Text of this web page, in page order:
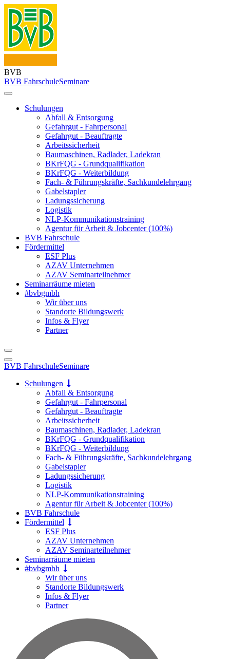
BVB
BVB FahrschuleSeminare
Schulungen
Abfall & Entsorgung
Gefahrgut - Fahrpersonal
Gefahrgut - Beauftragte
Arbeitssicherheit
Baumaschinen, Radlader, Ladekran
BKrFQG - Grundqualifikation
BKrFQG - Weiterbildung
Fach- & Führungskräfte, Sachkundelehrgang
Gabelstapler
Ladungssicherung
Logistik
NLP-Kommunikationstraining
Agentur für Arbeit & Jobcenter (100%)
BVB Fahrschule
Fördermittel
ESF Plus
AZAV Unternehmen
AZAV Seminarteilnehmer
Seminarräume mieten
#bvbgmbh
Wir über uns
Standorte Bildungswerk
Infos & Flyer
Partner
BVB FahrschuleSeminare
Schulungen
Abfall & Entsorgung
Gefahrgut - Fahrpersonal
Gefahrgut - Beauftragte
Arbeitssicherheit
Baumaschinen, Radlader, Ladekran
BKrFQG - Grundqualifikation
BKrFQG - Weiterbildung
Fach- & Führungskräfte, Sachkundelehrgang
Gabelstapler
Ladungssicherung
Logistik
NLP-Kommunikationstraining
Agentur für Arbeit & Jobcenter (100%)
BVB Fahrschule
Fördermittel
ESF Plus
AZAV Unternehmen
AZAV Seminarteilnehmer
Seminarräume mieten
#bvbgmbh
Wir über uns
Standorte Bildungswerk
Infos & Flyer
Partner